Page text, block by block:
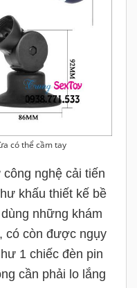
có thể cầm tay
nghệ cải tiến
khấu thiết kế bề
những khám
có còn được ngụy
1 chiếc đèn pin
cần phải lo lắng